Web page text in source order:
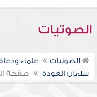
الصوتيات
الصوتيات علماء ودعاة
سلمان العودة
صفحة